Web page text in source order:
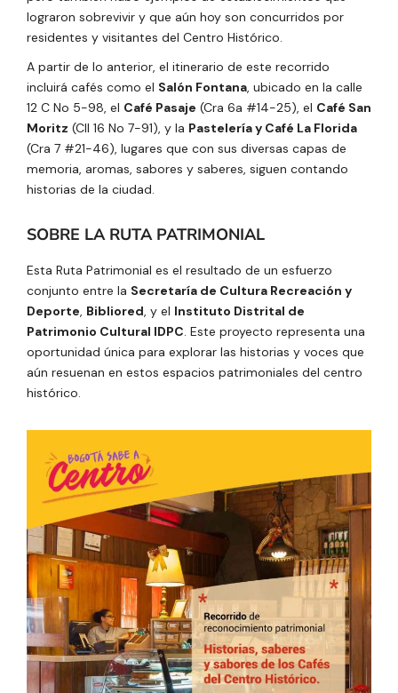
lograron sobrevivir y que aún hoy son concurridos por
residentes y visitantes del Centro Histórico.
A partir de lo anterior, el itinerario de este recorrido
incluirá cafés como el Salón Fontana, ubicado en la calle
12 C No 5-98, el Café Pasaje (Cra 6a #14-25), el Café San
Moritz (Cll 16 No 7-91), y la Pastelería y Café La Florida
(Cra 7 #21-46), lugares que con sus diversas capas de
memoria, aromas, sabores y saberes, siguen contando
historias de la ciudad.
SOBRE LA RUTA PATRIMONIAL
Esta Ruta Patrimonial es el resultado de un esfuerzo
conjunto entre la Secretaría de Cultura Recreación y
Deporte, Bibliored, y el Instituto Distrital de
Patrimonio Cultural IDPC. Este proyecto representa una
oportunidad única para explorar las historias y voces que
aún resuenan en estos espacios patrimoniales del centro
histórico.